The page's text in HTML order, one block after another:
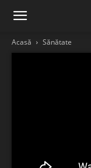
Acasă Sănătate